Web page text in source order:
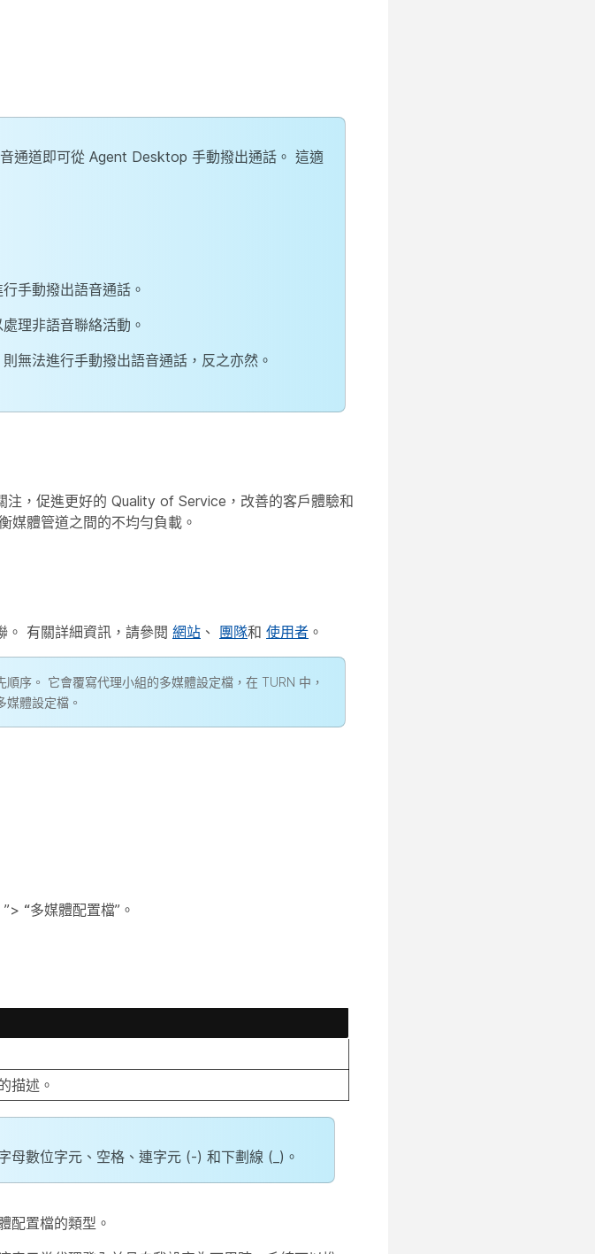
通道即可從 Agent Desktop 手動撥出通話。 這適
手動撥出語音通話。
理非語音聯絡活動。
無法進行手動撥出語音通話，反之亦然。
，促進更好的 Quality of Service，改善的客戶體驗和
媒體管道之間的不均勻負載。
。 有關詳細資訊，請參閱 網站 、 團隊和 使用者 。
序。 它會覆寫代理小組的多媒體設定檔，在 TURN 中，
體設定檔。
”> “多媒體配置檔”。
描述。
母數位字元、空格、連字元 (-) 和下劃線 (_)。
配置檔的類型。